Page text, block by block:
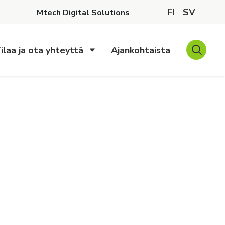
Mtech Digital Solutions FI SV
ja ota yhteyttä Ajankohtaista